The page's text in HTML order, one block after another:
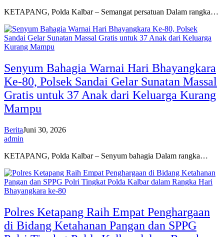
KETAPANG, Polda Kalbar – Semangat persatuan Dalam rangka…
Senyum Bahagia Warnai Hari Bhayangkara
Ke-80, Polsek Sandai Gelar Sunatan Massal
Gratis untuk 37 Anak dari Keluarga Kurang
Mampu
BeritaJuni 30, 2026
admin
KETAPANG, Polda Kalbar – Senyum bahagia Dalam rangka…
Polres Ketapang Raih Empat Penghargaan
di Bidang Ketahanan Pangan dan SPPG